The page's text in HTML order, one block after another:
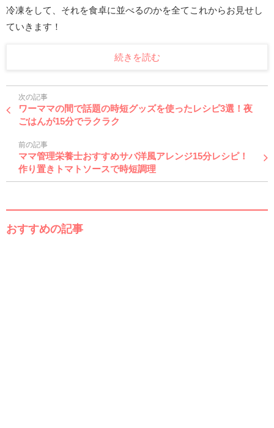
冷凍をして、それを食卓に並べるのかを全てこれからお見せし
ていきます！
続きを読む
次の記事
ワーママの間で話題の時短グッズを使ったレシピ3選！夜
ごはんが15分でラクラク
前の記事
ママ管理栄養士おすすめサバ洋風アレンジ15分レシピ！
作り置きトマトソースで時短調理
おすすめの記事